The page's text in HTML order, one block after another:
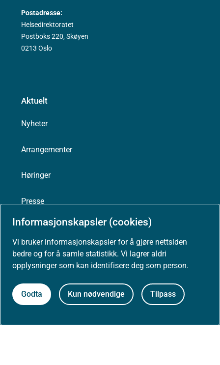
Informasjonskapsler (cookies)
Vi bruker informasjonskapsler for å gjøre nettsiden
bedre og for å samle statistikk. Vi lagrer aldri
opplysninger som kan identifisere deg som person.
Godta Kun nødvendige Tilpass
Postadresse:
Helsedirektoratet
Postboks 220, Skøyen
0213 Oslo
Aktuelt
Nyheter
Arrangementer
Høringer
Presse
Om nettstedet
Tilgjengelighetserklæring (uustatus.no)